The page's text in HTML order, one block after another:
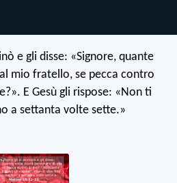
e gli disse: «Signore, quante
mio fratello, se pecca contro
E Gesù gli rispose: «Non ti
a settanta volte sette.»